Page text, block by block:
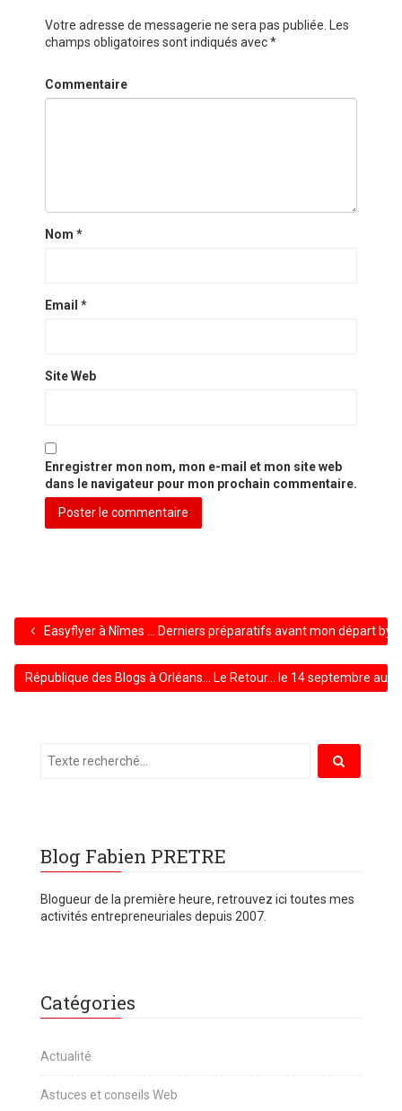
Votre adresse de messagerie ne sera pas publiée.
Les
champs obligatoires sont indiqués avec*
Commentaire
Nom *
Email *
Site Web
Enregistrer mon nom, mon e-mail et mon site web
dans le navigateur pour mon prochain commentaire.
Easyflyer à Nîmes … Derniers préparatifs avant mon départ by
République des Blogs à Orléans… Le Retour… le 14 septembre au
Blog Fabien PRETRE
Blogueur de la première heure, retrouvez ici toutes mes
activités entrepreneuriales depuis 2007.
Catégories
Actualité
Astuces et conseils Web